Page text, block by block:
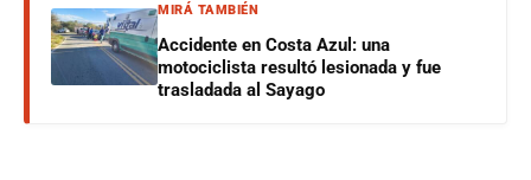
MIRÁ TAMBIÉN
Accidente en Costa Azul: una
motociclista resultó lesionada y fue
trasladada al Sayago